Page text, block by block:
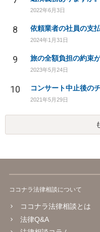
2022年6月3日
8 依頼業者の社員の支
2024年1月31日
9 旅の全額負担の約束
2023年5月24日
10 コンサート中止後の
2021年5月29日
ココナラ法律相談について
ココナラ法律相談とは
法律Q&A